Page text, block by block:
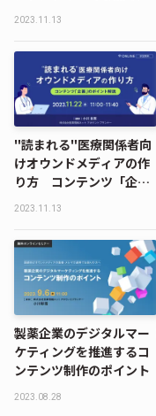
のコンテンツも必要なの
て見えてきたこととは
2023.11.13
"読まれる"医療関係者向
けオウンドメディアの作
り方 コンテンツ「企
画」のポイント解説
2023.11.13
製薬企業のデジタルマー
ケティングを推進するコ
ンテンツ制作のポイント
2023.08.28